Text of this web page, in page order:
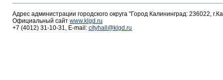
Адрес администрации городского округа "Город Калининград: 236022,
Официальный сайт www.klgd.ru
+7 (4012) 31-10-31, E-mail: cityhall@klgd.ru